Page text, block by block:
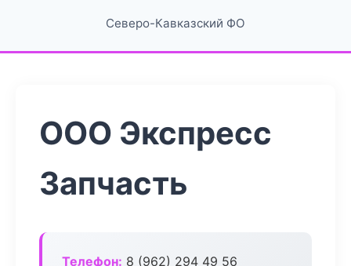
Северо-Кавказский ФО
ООО Экспресс
Запчасть
Телефон: 8 (962) 294 49 56